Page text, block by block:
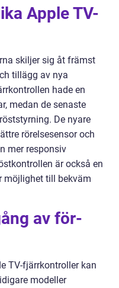
Apple TV-
skiljer sig åt främst
tillägg av nya
hade en
medan de senaste
De nyare
rörelsesensor och
mer responsiv
är också en
möjlighet till bekväm
av för-
TV-fjärrkontroller kan
modeller